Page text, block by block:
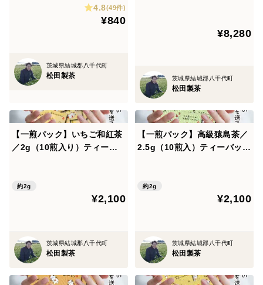
ンストラクター監修 LEF-02
4.8(49件)
¥840
茨城県結城郡八千代町
松田製茶
¥8,280
茨城県結城郡八千代町
松田製茶
【一煎パック】いちご和紅茶
／2g（10煎入り）ティーバ
ちゃん ほんの気持ち プレゼ
ント 送料無料 クリックポス
約2g
¥2,100
茨城県結城郡八千代町
松田製茶
【一煎パック】高級猿島茶／
2.5g（10煎入）ティーバッグ
ん ほんの気持ち プレゼント
送料無料 クリックポスト ギ
約2g
¥2,100
茨城県結城郡八千代町
松田製茶